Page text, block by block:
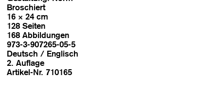
Broschiert
16 × 24 cm
128 Seiten
168 Abbildungen
973-3-907265-05-5
Deutsch / Englisch
2. Auflage
Artikel-Nr. 710165